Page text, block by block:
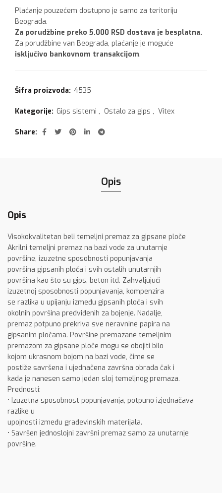
Plaćanje pouzećem dostupno je samo za teritoriju
Beograda.
Za porudžbine preko 5.000 RSD dostava je besplatna.
Za porudžbine van Beograda, plaćanje je moguće
isključivo bankovnom transakcijom.
Šifra proizvoda: 4535
Kategorije: Gips sistemi , Ostalo za gips , Vitex
Share
Opis
Opis
Visokokvalitetan beli temeljni premaz za gipsane ploče
Akrilni temeljni premaz na bazi vode za unutarnje
površine, izuzetne sposobnosti popunjavanja
površina gipsanih ploča i svih ostalih unutarnjih
površina kao što su gips, beton itd. Zahvaljujući
izuzetnoj sposobnosti popunjavanja, kompenzira
se razlika u upijanju između gipsanih ploča i svih
okolnih površina predviđenih za bojenje. Nadalje,
premaz potpuno prekriva sve neravnine papira na
gipsanim pločama. Površine premazane temeljnim
premazom za gipsane ploče mogu se obojiti bilo
kojom ukrasnom bojom na bazi vode, čime se
postiže savršena i ujednačena završna obrada čak i
kada je nanesen samo jedan sloj temeljnog premaza.
Prednosti:
• Izuzetna sposobnost popunjavanja, potpuno izjednačava
razlike u
upojnosti između građevinskih materijala.
• Savršen jednoslojni završni premaz samo za unutarnje
površine.